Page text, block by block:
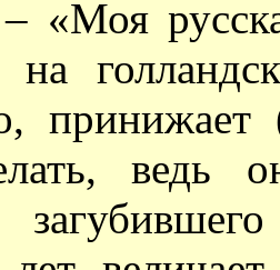
– «Моя
ведь